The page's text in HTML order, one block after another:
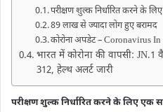
परीक्षण शुल्क निर्धारित करने के
89 लाख से ज्यादा लोग हुए बरामद
कोरोना अपडेट – Coronavirus
भारत में कोरोना की वापसी:
312, हेल्थ अलर्ट जारी
परीक्षण शुल्क निर्धारित करने के लिए एक